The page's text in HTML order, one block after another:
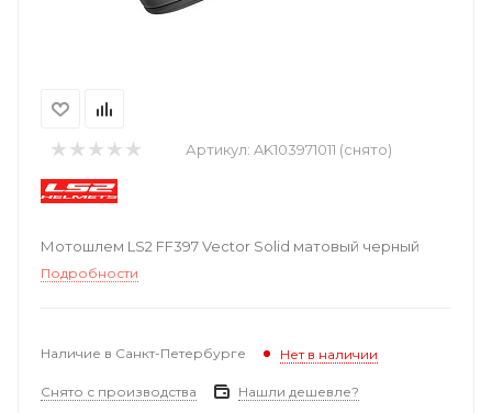
Артикул: AK103971011 (снято)
Мотошлем LS2 FF397 Vector Solid матовый черный
Подробности
Наличие в Санкт-Петербурге Нет в наличии
Снято с производства Нашли дешевле?